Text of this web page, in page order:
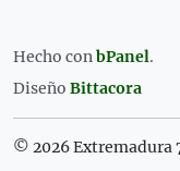
Hecho conbPanel.
Diseño Bittacora
© 2026 Extremadura